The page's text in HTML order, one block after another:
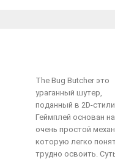
The Bug Butcher это
ураганный шутер,
поданный в 2D-
Геймплей основан на
очень простой
которую легко
трудно освоить.